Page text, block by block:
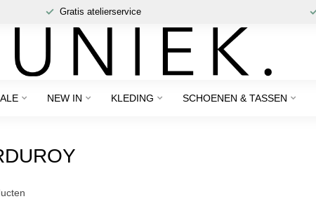
Gratis atelierservice
NEW IN KLEDING SCHOENEN & TASSEN